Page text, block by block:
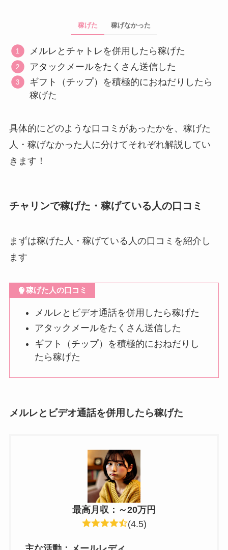
稼げた 稼げなかった
メルレとチャトレを併用したら稼げた
アタックメールをたくさん送信した
ギフト（チップ）を積極的におねだりしたら
稼げた
具体的にどのような口コミがあったかを、稼げた
人・稼げなかった人に分けてそれぞれ解説してい
きます！
チャリンで稼げた・稼げている人の口コミ
まずは稼げた人・稼げている人の口コミを紹介し
ます
稼げた人の口コミ
メルレとビデオ通話を併用したら稼げた
アタックメールをたくさん送信した
ギフト（チップ）を積極的におねだりし
たら稼げた
メルレとビデオ通話を併用したら稼げた
最高月収：～20万円
(4.5)